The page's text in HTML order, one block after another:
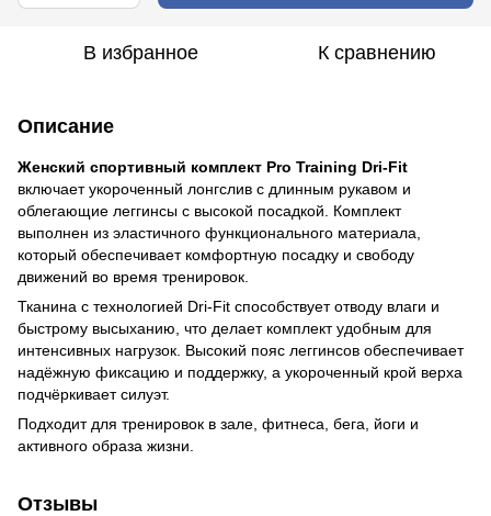
В избранное К сравнению
Описание
Женский спортивный комплект Pro Training Dri-Fit
включает укороченный лонгслив с длинным рукавом и
облегающие леггинсы с высокой посадкой. Комплект
выполнен из эластичного функционального материала,
который обеспечивает комфортную посадку и свободу
движений во время тренировок.
Тканина с технологией Dri-Fit способствует отводу влаги и
быстрому высыханию, что делает комплект удобным для
интенсивных нагрузок. Высокий пояс леггинсов обеспечивает
надёжную фиксацию и поддержку, а укороченный крой верха
подчёркивает силуэт.
Подходит для тренировок в зале, фитнеса, бега, йоги и
активного образа жизни.
Отзывы